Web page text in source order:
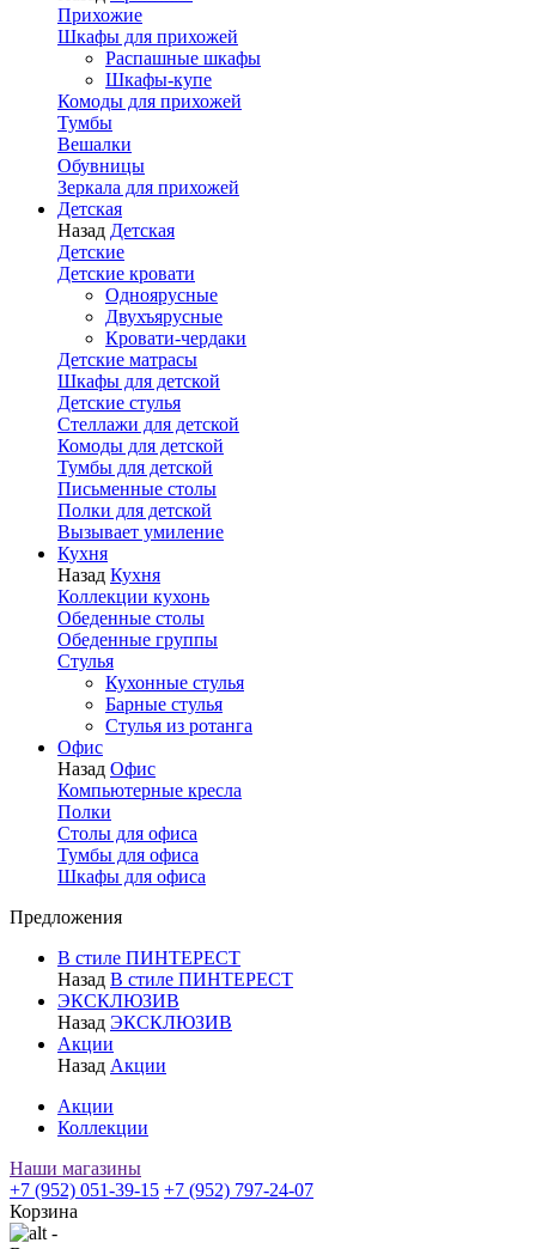
Прихожие
Шкафы для прихожей
Распашные шкафы
Шкафы-купе
Комоды для прихожей
Тумбы
Вешалки
Обувницы
Зеркала для прихожей
Детская
Назад Детская
Детские
Детские кровати
Одноярусные
Двухъярусные
Кровати-чердаки
Детские матрасы
Шкафы для детской
Детские стулья
Стеллажи для детской
Комоды для детской
Тумбы для детской
Письменные столы
Полки для детской
Вызывает умиление
Кухня
Назад Кухня
Коллекции кухонь
Обеденные столы
Обеденные группы
Стулья
Кухонные стулья
Барные стулья
Стулья из ротанга
Офис
Назад Офис
Компьютерные кресла
Полки
Столы для офиса
Тумбы для офиса
Шкафы для офиса
Предложения
В стиле ПИНТЕРЕСТ
Назад В стиле ПИНТЕРЕСТ
ЭКСКЛЮЗИВ
Назад ЭКСКЛЮЗИВ
Акции
Назад Акции
Акции
Коллекции
Наши магазины
+7 (952) 051-39-15 +7 (952) 797-24-07
Корзина
-